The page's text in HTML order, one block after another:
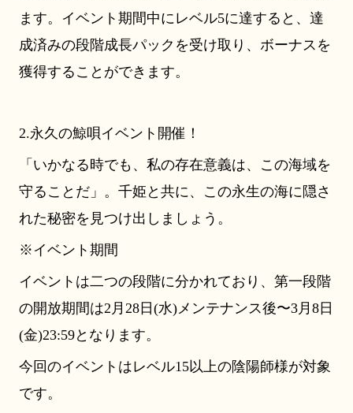
ます。イベント期間中にレベル5に達すると、達
成済みの段階成長パックを受け取り、ボーナスを
獲得することができます。
2.永久の鯨唄イベント開催！
「いかなる時でも、私の存在意義は、この海域を
守ることだ」。千姫と共に、この永生の海に隠さ
れた秘密を見つけ出しましょう。
※イベント期間
イベントは二つの段階に分かれており、第一段階
の開放期間は2月28日(水)メンテナンス後〜3月8日
(金)23:59となります。
今回のイベントはレベル15以上の陰陽師様が対象
です。